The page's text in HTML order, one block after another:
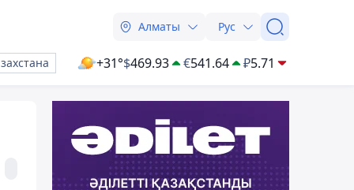
Алматы Рус
+31°$469.93 €541.64 ₽5.71